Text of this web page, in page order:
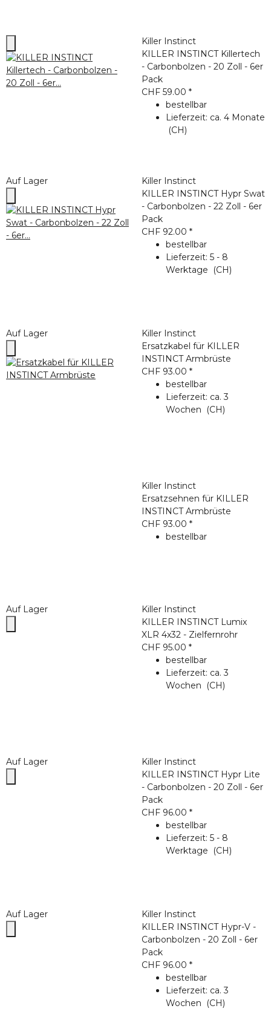
Killer Instinct
KILLER INSTINCT Killertech
- Carbonbolzen - 20 Zoll - 6er
Pack
CHF 59.00 *
bestellbar
Lieferzeit: ca. 4 Monate
(CH)
Auf Lager
Killer Instinct
KILLER INSTINCT Hypr Swat
- Carbonbolzen - 22 Zoll - 6er
Pack
CHF 92.00 *
bestellbar
Lieferzeit: 5 - 8
Werktage
(CH)
Auf Lager
Killer Instinct
Ersatzkabel für KILLER
INSTINCT Armbrüste
CHF 93.00 *
bestellbar
Lieferzeit: ca. 3
Wochen
(CH)
Killer Instinct
Ersatzsehnen für KILLER
INSTINCT Armbrüste
CHF 93.00 *
bestellbar
Auf Lager
Killer Instinct
KILLER INSTINCT Lumix
XLR 4x32 - Zielfernrohr
CHF 95.00 *
bestellbar
Lieferzeit: ca. 3
Wochen
(CH)
Auf Lager
Killer Instinct
KILLER INSTINCT Hypr Lite
- Carbonbolzen - 20 Zoll - 6er
Pack
CHF 96.00 *
bestellbar
Lieferzeit: 5 - 8
Werktage
(CH)
Auf Lager
Killer Instinct
KILLER INSTINCT Hypr-V -
Carbonbolzen - 20 Zoll - 6er
Pack
CHF 96.00 *
bestellbar
Lieferzeit: ca. 3
Wochen
(CH)